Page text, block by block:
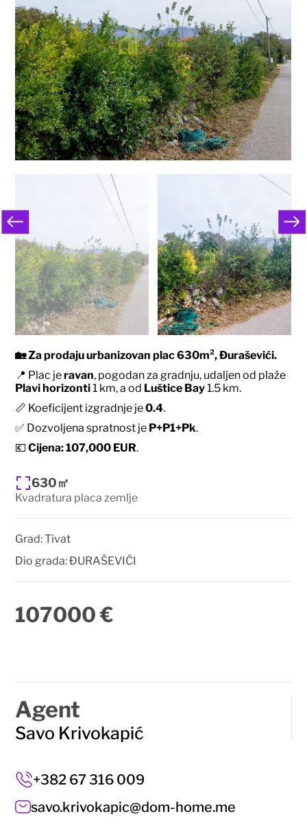
🏡Za prodaju urbanizovan plac 630m², Đuraševići.
📍 Plac jeravan, pogodan za gradnju, udaljen od plaže
Plavi horizonti1 km, a od Luštice Bay1.5 km.
📏 Koeficijent izgradnje je0.4.
✅ Dozvoljena spratnost je P+P1+Pk.
💶Cijena: 107,000 EUR.
630㎡
Kvadratura placa zemlje
Grad:Tivat
Dio grada:ĐURAŠEVIĆI
107000 €
Agent
Savo Krivokapić
+382 67 316 009
savo.krivokapic@dom-home.me